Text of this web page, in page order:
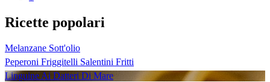
Ricette popolari
Melanzane Sott'olio
Peperoni Friggitelli Salentini Fritti
Linguine Ai Datteri Di Mare